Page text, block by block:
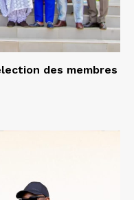
des membres